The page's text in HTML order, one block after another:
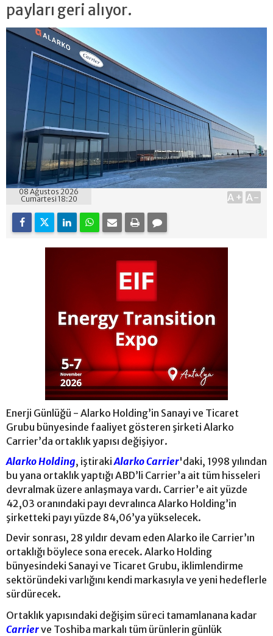
payları geri alıyor.
08 Ağustos 2026
Cumartesi 18:20
A+ A-
Enerji Günlüğü - Alarko Holding’in Sanayi ve Ticaret
Grubu bünyesinde faaliyet gösteren şirketi Alarko
Carrier’da ortaklık yapısı değişiyor.
Alarko Holding, iştirakiAlarko Carrier'daki, 1998 yılından
bu yana ortaklık yaptığı ABD’li Carrier’a ait tüm hisseleri
devralmak üzere anlaşmaya vardı. Carrier’e ait yüzde
42,03 oranındaki payı devralınca Alarko Holding’in
şirketteki payı yüzde 84,06’ya yükselecek.
Devir sonrası, 28 yıldır devam eden Alarko ile Carrier’ın
ortaklığı böylece sona erecek. Alarko Holding
bünyesindeki Sanayi ve Ticaret Grubu, iklimlendirme
sektöründeki varlığını kendi markasıyla ve yeni hedeflerle
sürdürecek.
Ortaklık yapısındaki değişim süreci tamamlanana kadar
Carrierve Toshiba markalı tüm ürünlerin günlük